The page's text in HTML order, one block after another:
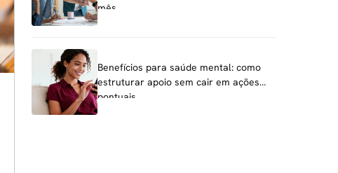
mês
Benefícios para saúde mental: como
estruturar apoio sem cair em ações
pontuais